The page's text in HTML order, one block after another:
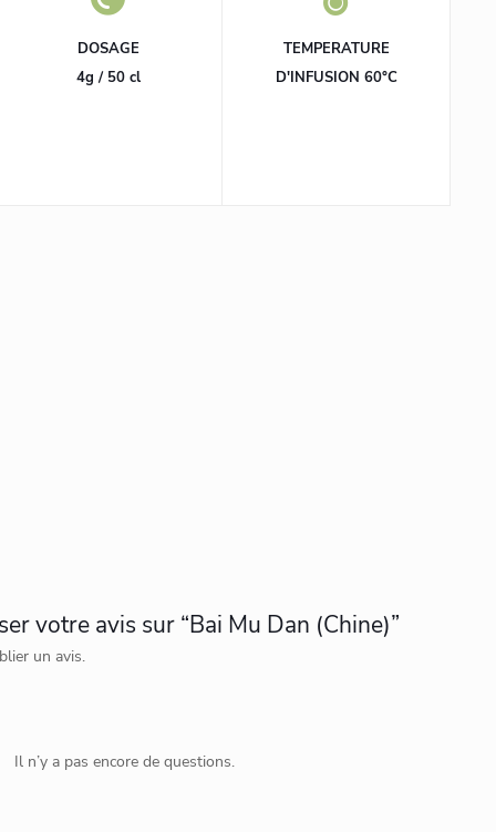
DOSAGE
4g / 50 cl
TEMPERATURE
D'INFUSION 60°C
votre avis sur “Bai Mu Dan (Chine)”
un avis.
Il n’y a pas encore de questions.